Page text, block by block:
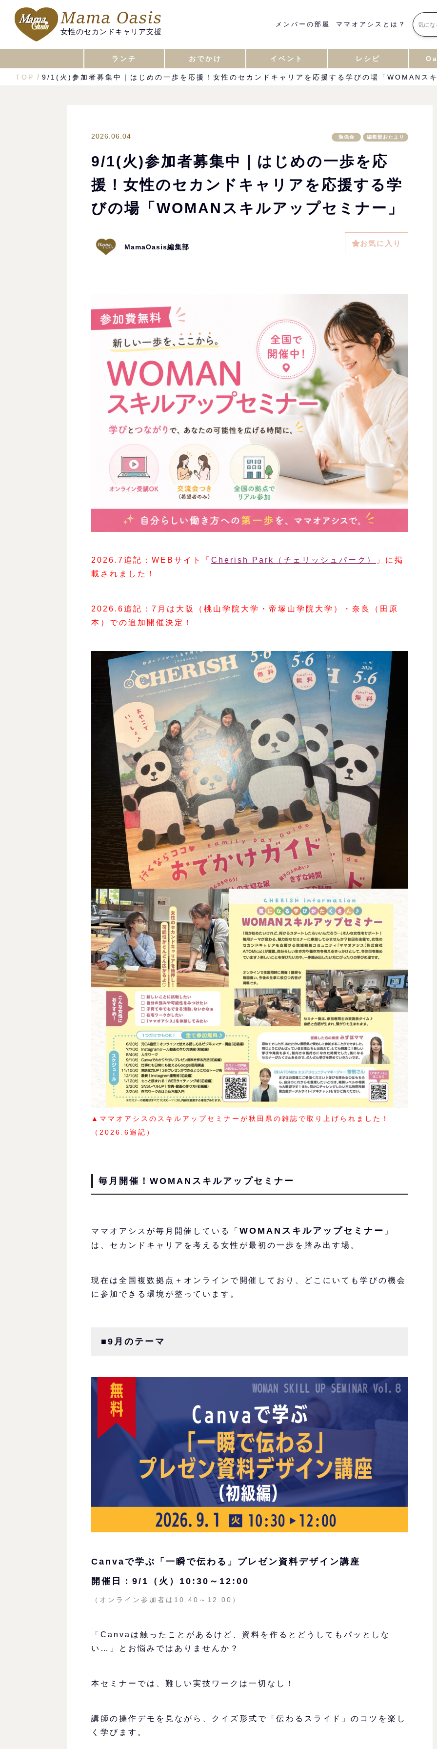
女性のセカンドキャリア支援
メンバーの部屋 ママオアシスとは？
ランチ おでかけ イベント レシピ
TOP 9/1(火)参加者募集中｜はじめの一歩を応援！女性のセカンドキャリアを応援する学びの場「WOMANス
2026.06.04 勉強会 編集部おたより
9/1(火)参加者募集中｜はじめの一歩を応
援！女性のセカンドキャリアを応援する学
びの場「WOMANスキルアップセミナー」
MamaOasis編集部 お気に入り
2026.7追記：WEBサイト「 Cherish Park（チェリッシュパーク）
」に掲
載されました！
2026.6追記：7月は大阪（桃山学院大学・帝塚山学院大学）・奈良（田原
本）での追加開催決定！
▲ママオアシスのスキルアップセミナーが秋田県の雑誌で取り上げられました！
（2026.6追記）
毎月開催！WOMANスキルアップセミナー
ママオアシスが毎月開催している「 WOMANスキルアップセミナー 」
は、セカンドキャリアを考える女性が最初の一歩を踏み出す場。
現在は全国複数拠点＋オンラインで開催しており、どこにいても学びの機会
に参加できる環境が整っています。
■9月のテーマ
Canvaで学ぶ「一瞬で伝わる」プレゼン資料デザイン講座
開催日：9/1（火）10:30～12:00
（オンライン参加者は10:40～12:00）
「Canvaは触ったことがあるけど、資料を作るとどうしてもパッとしな
い…」とお悩みではありませんか？
本セミナーでは、難しい実技ワークは一切なし！
講師の操作デモを見ながら、クイズ形式で「伝わるスライド」のコツを楽し
く学びます。